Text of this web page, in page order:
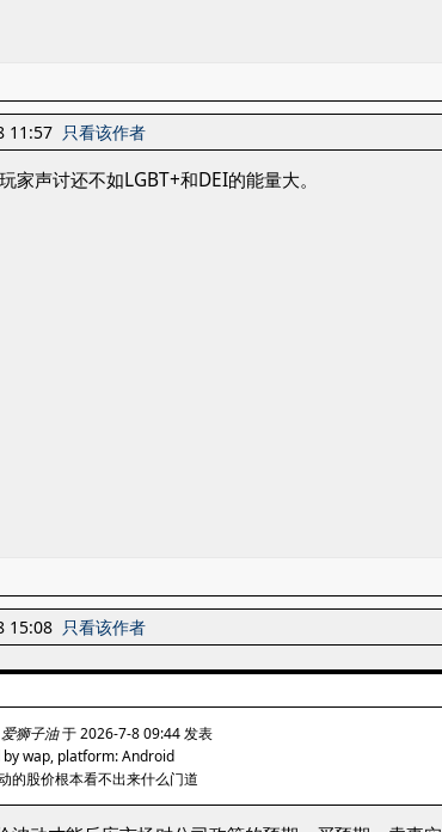
11:57 只看该作者
家声讨还不如LGBT+和DEI的能量大。
15:08 只看该作者
爱狮子油于 2026-7-8 09:44 发表
by wap, platform: Android
的股价根本看不出来什么门道